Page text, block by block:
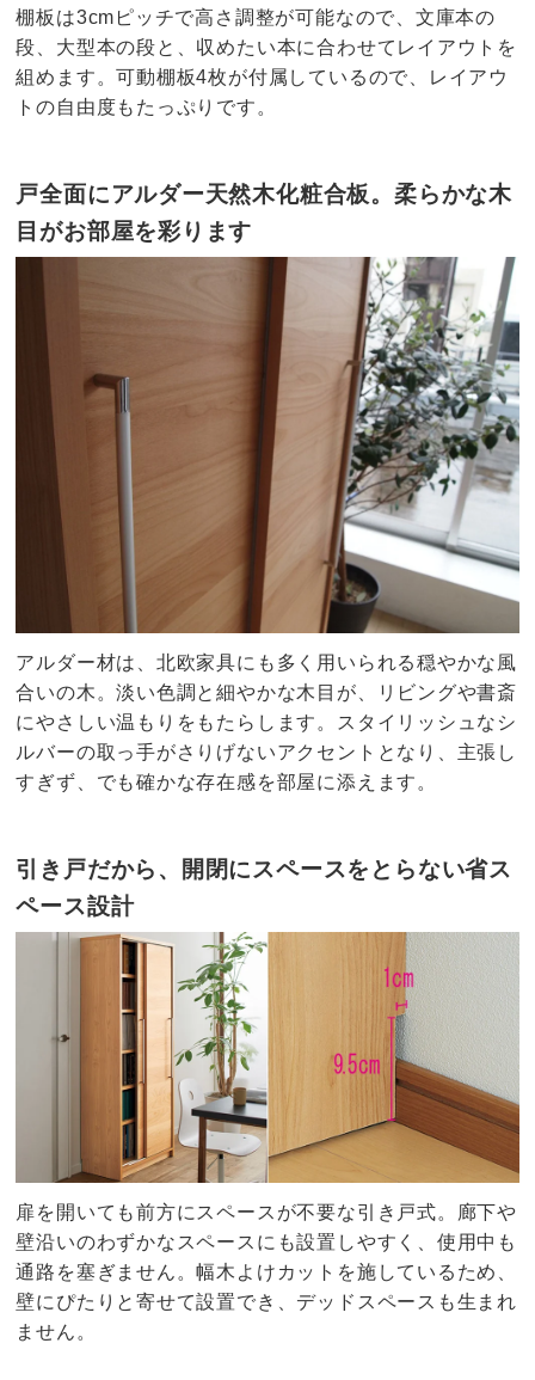
棚板は3cmピッチで高さ調整が可能なので、文庫本の
段、大型本の段と、収めたい本に合わせてレイアウトを
組めます。可動棚板4枚が付属しているので、レイアウ
トの自由度もたっぷりです。
戸全面にアルダー天然木化粧合板。柔らかな木
目がお部屋を彩ります
アルダー材は、北欧家具にも多く用いられる穏やかな風
合いの木。淡い色調と細やかな木目が、リビングや書斎
にやさしい温もりをもたらします。スタイリッシュなシ
ルバーの取っ手がさりげないアクセントとなり、主張し
すぎず、でも確かな存在感を部屋に添えます。
引き戸だから、開閉にスペースをとらない省ス
ペース設計
扉を開いても前方にスペースが不要な引き戸式。廊下や
壁沿いのわずかなスペースにも設置しやすく、使用中も
通路を塞ぎません。幅木よけカットを施しているため、
壁にぴたりと寄せて設置でき、デッドスペースも生まれ
ません。